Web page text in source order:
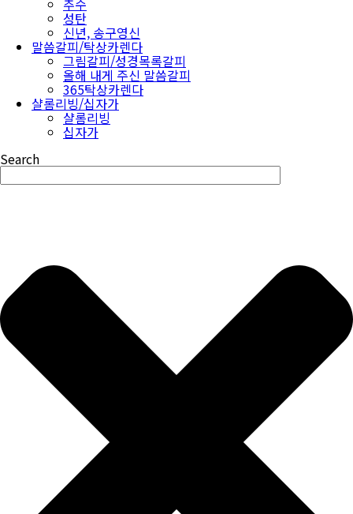
추수
성탄
신년, 송구영신
말씀갈피/탁상카렌다
그림갈피/성경목록갈피
올해 내게 주신 말씀갈피
365탁상카렌다
샬롬리빙/십자가
샬롬리빙
십자가
Search